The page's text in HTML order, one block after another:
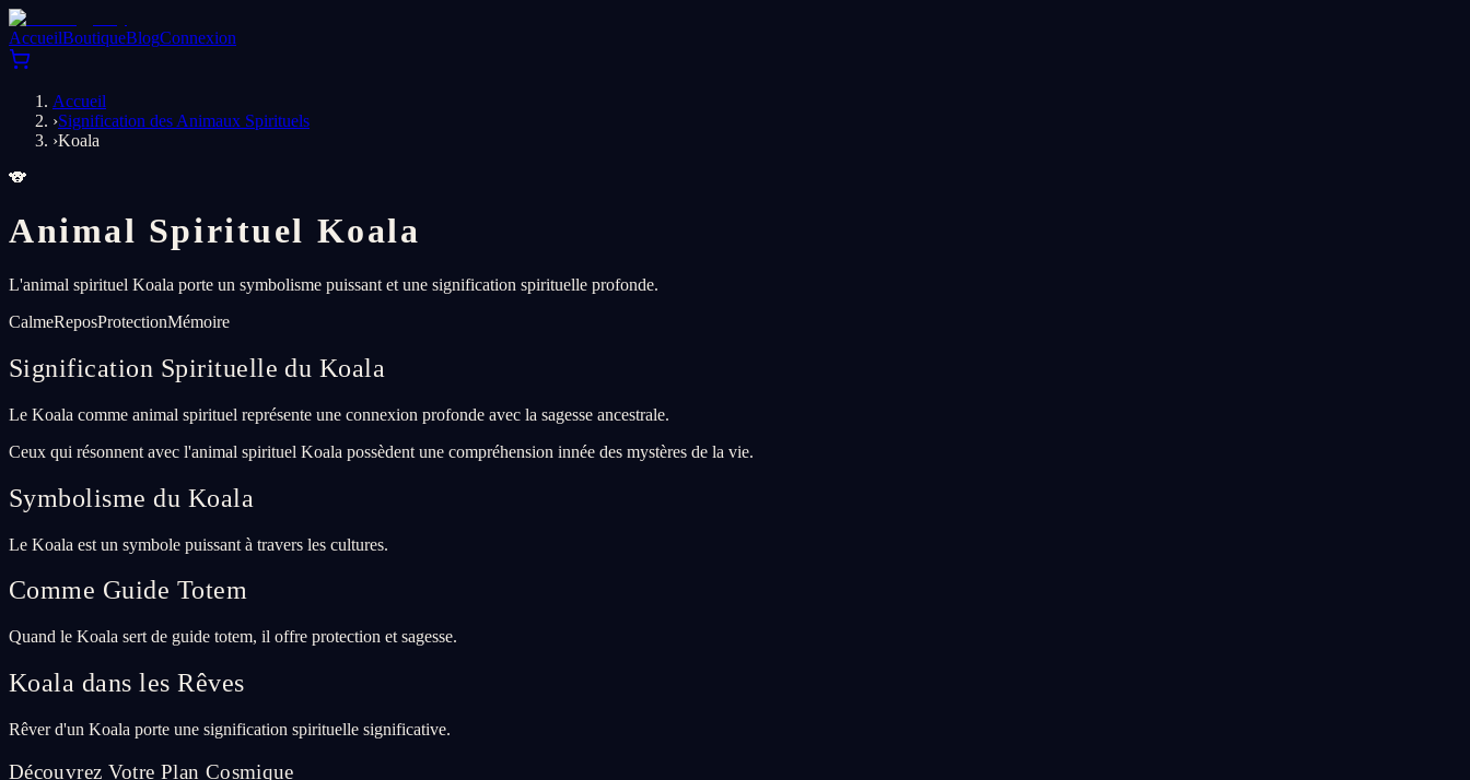
AccueilBoutiqueBlogConnexion
Accueil
›Signification des Animaux Spirituels
›Koala
🐨
Animal Spirituel Koala
L'animal spirituel Koala porte un symbolisme puissant et une signification spirituelle profonde.
CalmeReposProtectionMémoire
Signification Spirituelle du Koala
Le Koala comme animal spirituel représente une connexion profonde avec la sagesse ancestrale.
Ceux qui résonnent avec l'animal spirituel Koala possèdent une compréhension innée des mystères de la vie.
Symbolisme du Koala
Le Koala est un symbole puissant à travers les cultures.
Comme Guide Totem
Quand le Koala sert de guide totem, il offre protection et sagesse.
Koala dans les Rêves
Rêver d'un Koala porte une signification spirituelle significative.
Découvrez Votre Plan Cosmique